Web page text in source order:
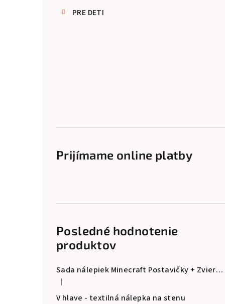
PRE DETI
Prijímame online platby
Posledné hodnotenie
produktov
Sada nálepiek Minecraft Postavičky + Zvieratá
Hodnotenie produktu je 5 z 5 hviezdičiek.
|
V hlave - textilná nálepka na stenu